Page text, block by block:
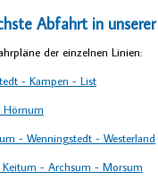
Abfahrt in unserer
der einzelnen Linien:
- Kampen - List
Hörnum
- Wenningstedt - Westerland
- Archsum - Morsum